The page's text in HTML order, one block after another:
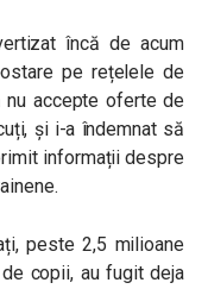
încă de acum
pe rețelele de
nu accepte oferte de
și i-a îndemnat să
informații despre
peste 2,5 milioane
copii, au fugit deja